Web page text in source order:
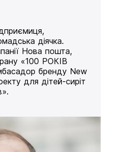
діячка.
Нова пошта,
«100 РОКІВ
бренду New
для дітей-сиріт